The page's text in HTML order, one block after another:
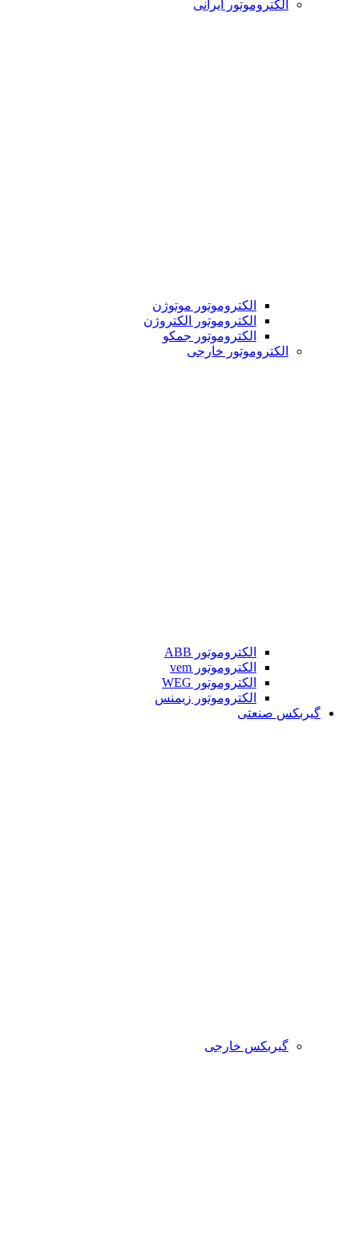
الکتروموتور ایرانی
الکتروموتور موتوژن
الکتروموتور الکتروژن
الکتروموتور جمکو
الکتروموتور خارجی
الکتروموتور ABB
الکتروموتور vem
الکتروموتور WEG
الکتروموتور زیمنس
گیربکس صنعتی
گیربکس خارجی